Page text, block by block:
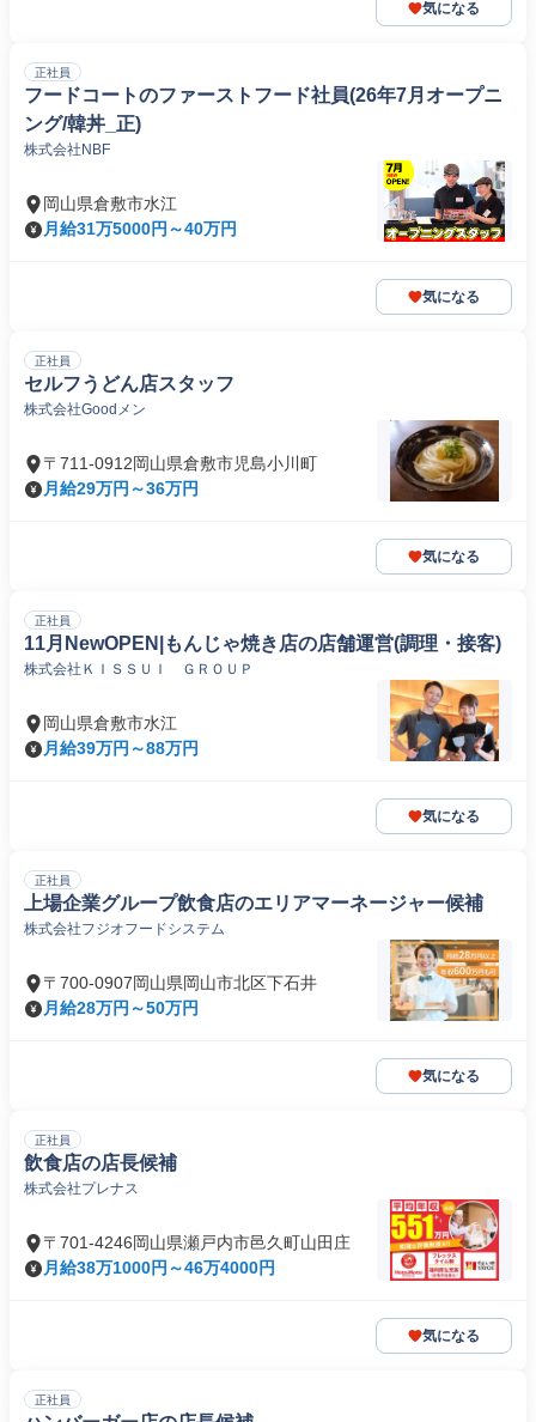
気になる
正社員
フードコートのファーストフード社員(26年7月オープニ
ング/韓丼_正)
株式会社NBF
岡山県倉敷市水江
月給31万5000円～40万円
気になる
正社員
セルフうどん店スタッフ
株式会社Goodメン
〒711-0912岡山県倉敷市児島小川町
月給29万円～36万円
気になる
正社員
11月NewOPEN|もんじゃ焼き店の店舗運営(調理・接客)
株式会社ＫＩＳＳＵＩ ＧＲＯＵＰ
岡山県倉敷市水江
月給39万円～88万円
気になる
正社員
上場企業グループ飲食店のエリアマーネージャー候補
株式会社フジオフードシステム
〒700-0907岡山県岡山市北区下石井
月給28万円～50万円
気になる
正社員
飲食店の店長候補
株式会社プレナス
〒701-4246岡山県瀬戸内市邑久町山田庄
月給38万1000円～46万4000円
気になる
正社員